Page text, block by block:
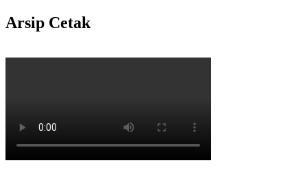
Arsip Cetak